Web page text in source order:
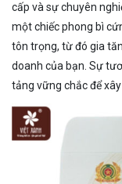
cấp và sự chuyên
một chiếc phong bì
tôn trọng, từ đó gia
doanh của bạn. Sự
tảng vững chắc để